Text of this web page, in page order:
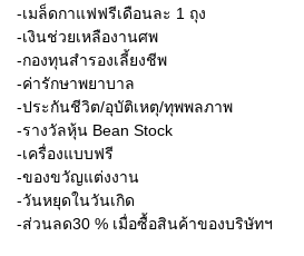
-เมล็ดกาแฟฟรีเดือนละ 1 ถุง
-เงินช่วยเหลืองานศพ
-กองทุนสำรองเลี้ยงชีพ
-ค่ารักษาพยาบาล
-ประกันชีวิต/อุบัติเหตุ/ทุพพลภาพ
-รางวัลหุ้น Bean Stock
-เครื่องแบบฟรี
-ของขวัญแต่งงาน
-วันหยุดในวันเกิด
-ส่วนลด30 % เมื่อซื้อสินค้าของบริษัทฯ